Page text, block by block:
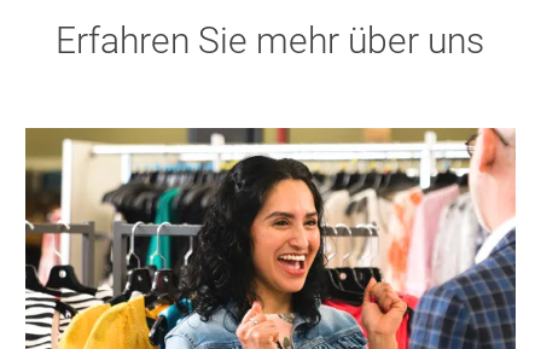
Erfahren Sie mehr über uns